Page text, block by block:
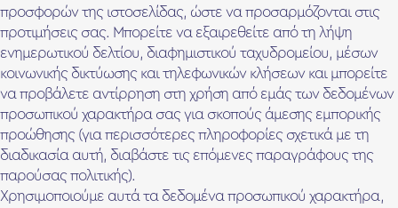
προσφορών της ιστοσελίδας, ώστε να προσαρμόζονται στις
προτιμήσεις σας. Μπορείτε να εξαιρεθείτε από τη λήψη
ενημερωτικού δελτίου, διαφημιστικού ταχυδρομείου, μέσων
κοινωνικής δικτύωσης και τηλεφωνικών κλήσεων και μπορείτε
να προβάλετε αντίρρηση στη χρήση από εμάς των δεδομένων
προσωπικού χαρακτήρα σας για σκοπούς άμεσης εμπορικής
προώθησης (για περισσότερες πληροφορίες σχετικά με τη
διαδικασία αυτή, διαβάστε τις επόμενες παραγράφους της
παρούσας πολιτικής).
Χρησιμοποιούμε αυτά τα δεδομένα προσωπικού χαρακτήρα,